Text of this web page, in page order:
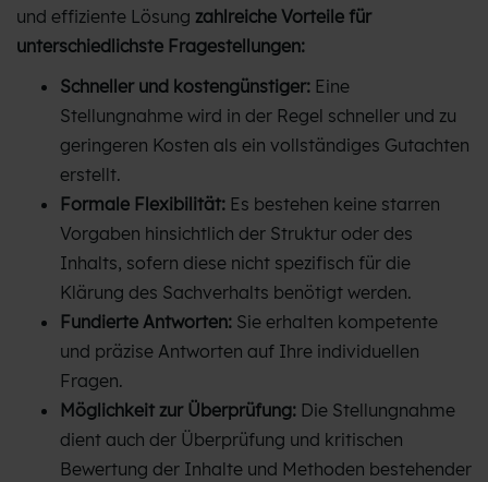
und effiziente Lösung zahlreiche Vorteile für
unterschiedlichste Fragestellungen:
Schneller und kostengünstiger: Eine
Stellungnahme wird in der Regel schneller und zu
geringeren Kosten als ein vollständiges Gutachten
erstellt.
Formale Flexibilität: Es bestehen keine starren
Vorgaben hinsichtlich der Struktur oder des
Inhalts, sofern diese nicht spezifisch für die
Klärung des Sachverhalts benötigt werden.
Fundierte Antworten: Sie erhalten kompetente
und präzise Antworten auf Ihre individuellen
Fragen.
Möglichkeit zur Überprüfung: Die Stellungnahme
dient auch der Überprüfung und kritischen
Bewertung der Inhalte und Methoden bestehender